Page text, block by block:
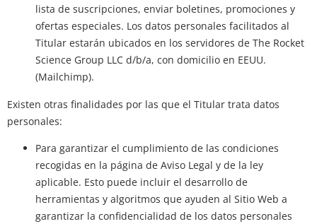
lista de suscripciones, enviar boletines, promociones y
ofertas especiales. Los datos personales facilitados al
Titular estarán ubicados en los servidores de The Rocket
Science Group LLC d/b/a, con domicilio en EEUU.
(Mailchimp).
Existen otras finalidades por las que el Titular trata datos
personales:
Para garantizar el cumplimiento de las condiciones
recogidas en la página de Aviso Legal y de la ley
aplicable. Esto puede incluir el desarrollo de
herramientas y algoritmos que ayuden al Sitio Web a
garantizar la confidencialidad de los datos personales